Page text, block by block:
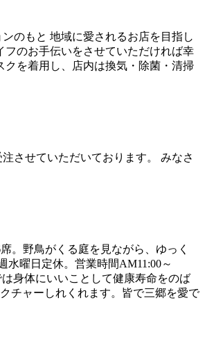
のもと 地域に愛されるお店を目指し
のお手伝いをさせていただければ幸
を着用し、店内は換気・除菌・清掃
させていただいております。 みなさ
。野鳥がくる庭を見ながら、ゆっく
水曜日定休。営業時間AM11:00～
身体にいいことして健康寿命をのば
チャーしれくれます。皆で三郷を愛で